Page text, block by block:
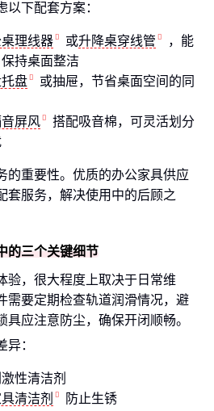
下配套方案：
理线器 或升降桌穿线管
，能
持桌面整洁
盘
或抽屉，节省桌面空间的同
屏风
搭配吸音棉，可灵活划分
的重要性。优质的办公家具供应
套服务，解决使用中的后顾之
的三个关键细节
验，很大程度上取决于日常维
需要定期检查轨道润滑情况，避
具应注意防尘，确保开闭顺畅。
：
性清洁剂
清洁剂
防止生锈